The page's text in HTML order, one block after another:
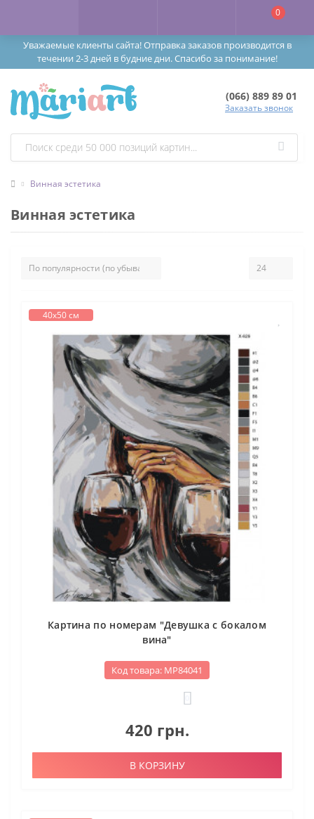
Уважаемые клиенты сайта! Отправка заказов производится в
течении 2-3 дней в будние дни. Спасибо за понимание!
0
(066) 889 89 01
Заказать звонок
Винная эстетика
Винная эстетика
40х50 см
Картина по номерам "Девушка с бокалом
вина"
Код товара: МР84041
420 грн.
В КОРЗИНУ